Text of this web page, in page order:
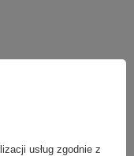
usług zgodnie z